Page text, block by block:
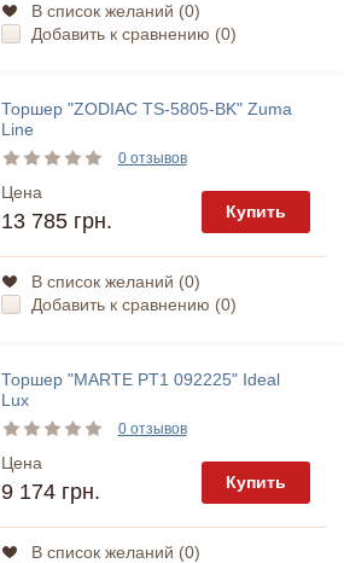
В список желаний (0)
Добавить к сравнению (0)
Торшер "ZODIAC TS-5805-BK" Zuma
Line
0 отзывов
Цена
13 785 грн. Купить
В список желаний (0)
Добавить к сравнению (0)
Торшер "MARTE PT1 092225" Ideal
Lux
0 отзывов
Цена
9 174 грн. Купить
В список желаний (0)